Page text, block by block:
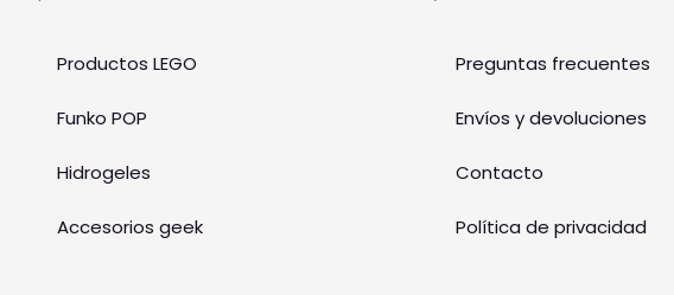
Productos LEGO
Funko POP
Hidrogeles
Accesorios geek
Preguntas frecuentes
Envíos y devoluciones
Contacto
Política de privacidad